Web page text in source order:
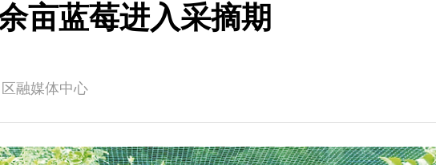
亩蓝莓进入采摘期
融媒体中心